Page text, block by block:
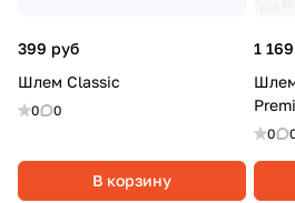
399 руб
Шлем Classic
0 0
В корзину
1
0